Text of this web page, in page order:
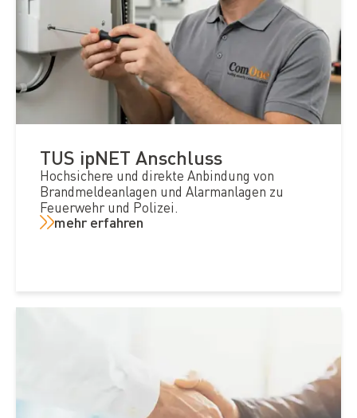
TUS ipNET Anschluss
Hochsichere und direkte Anbindung von
Brandmeldeanlagen und Alarmanlagen zu
Feuerwehr und Polizei.
mehr erfahren